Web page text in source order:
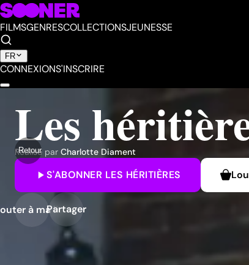
FILMSGENRESCOLLECTIONSJEUNESSE
FR
CONNEXIONS'INSCRIRE
Retour
Les
Réalisé par Charlotte Diament
S'ABONNER LES HÉRITIÈRES
à ma liste
Partager